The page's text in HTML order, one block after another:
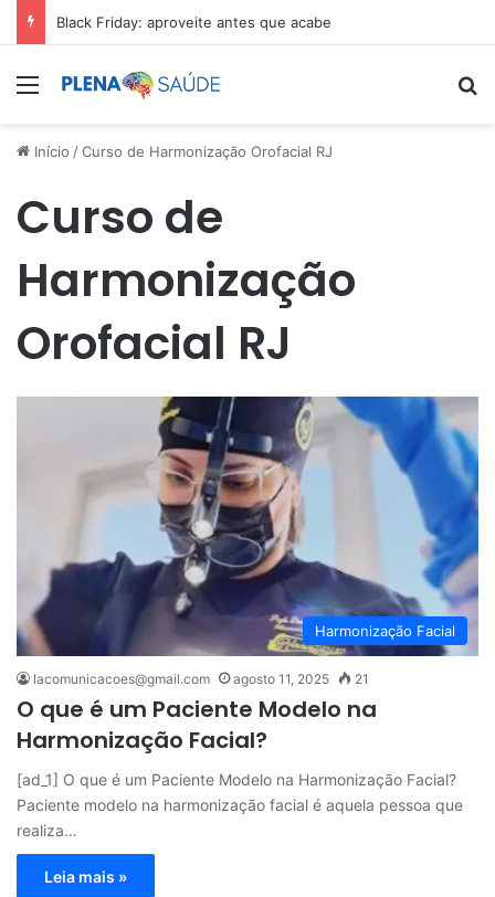
Black Friday: aproveite antes que acabe
Menu
Início /Curso de Harmonização Orofacial RJ
Curso de
Harmonização
Orofacial RJ
Harmonização Facial
lacomunicacoes@gmail.com agosto 11, 2025 21
O que é um Paciente Modelo na
Harmonização Facial?
[ad_1] O que é um Paciente Modelo na Harmonização Facial?
Paciente modelo na harmonização facial é aquela pessoa que
realiza…
Leia mais »